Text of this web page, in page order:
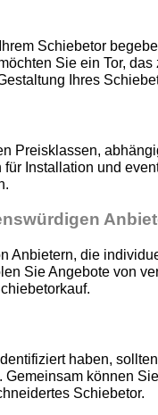
Schiebetor
Sie ein Tor,
Ihres
Preisklassen,
Installation und
Anbietern, die
Sie Angebote von
haben,
können
Schiebetor.